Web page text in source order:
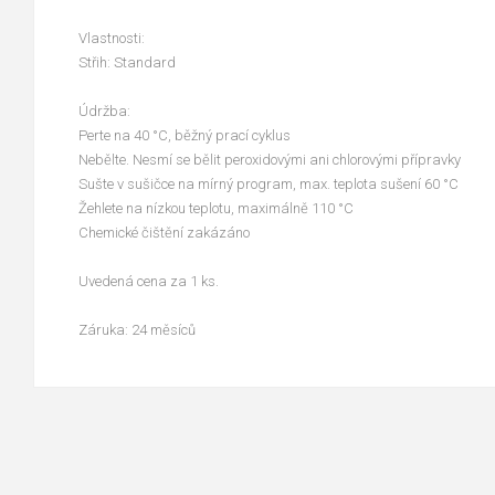
Vlastnosti:
Střih: Standard
Údržba:
Perte na 40 °C, běžný prací cyklus
Nebělte. Nesmí se bělit peroxidovými ani chlorovými přípravky
Sušte v sušičce na mírný program, max. teplota sušení 60 °C
Žehlete na nízkou teplotu, maximálně 110 °C
Chemické čištění zakázáno
Uvedená cena za 1 ks.
Záruka: 24 měsíců